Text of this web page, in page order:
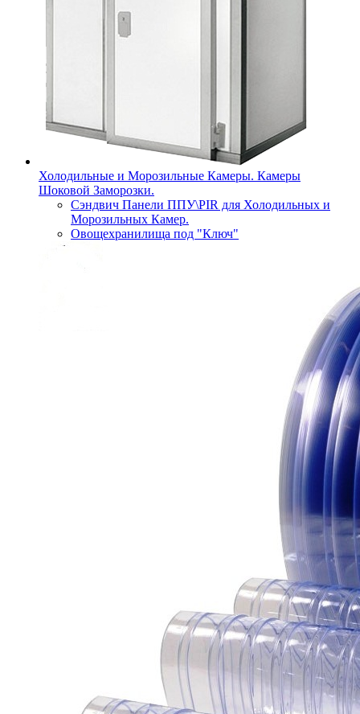
Холодильные и Морозильные Камеры. Камеры
Шоковой Заморозки.
Сэндвич Панели ППУ\PIR для Холодильных и
Морозильных Камер.
Овощехранилища под "Ключ"